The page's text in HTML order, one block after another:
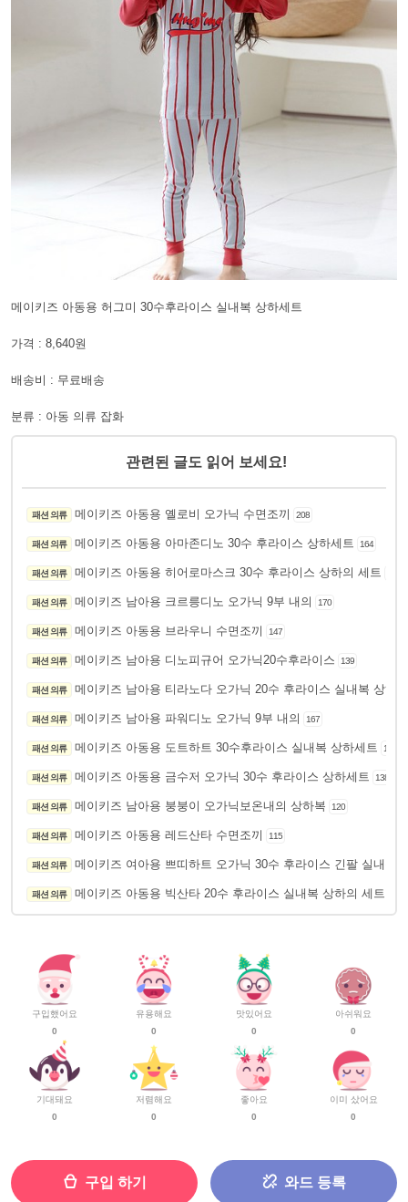
메이키즈 아동용 허그미 30수후라이스 실내복 상하세트
가격 : 8,640원
배송비 : 무료배송
분류 : 아동 의류 잡화
관련된 글도 읽어 보세요!
패션 의류 메이키즈 아동용 옐로비 오가닉 수면조끼 208
패션 의류 메이키즈 아동용 아마존디노 30수 후라이스 상하세트 164
패션 의류 메이키즈 아동용 히어로마스크 30수 후라이스 상하의 세트
패션 의류 메이키즈 남아용 크르릉디노 오가닉 9부 내의 170
패션 의류 메이키즈 아동용 브라우니 수면조끼 147
패션 의류 메이키즈 남아용 디노피규어 오가닉20수후라이스 139
패션 의류 메이키즈 남아용 티라노다 오가닉 20수 후라이스 실내복 상하
패션 의류 메이키즈 남아용 파워디노 오가닉 9부 내의 167
패션 의류 메이키즈 아동용 도트하트 30수후라이스 실내복 상하세트 108
패션 의류 메이키즈 아동용 금수저 오가닉 30수 후라이스 상하세트 138
패션 의류 메이키즈 남아용 붕붕이 오가닉보온내의 상하복 120
패션 의류 메이키즈 아동용 레드산타 수면조끼 115
패션 의류 메이키즈 여아용 쁘띠하트 오가닉 30수 후라이스 긴팔 실내복
패션 의류 메이키즈 아동용 빅산타 20수 후라이스 실내복 상하의 세트
구입했어요
0
기대돼요
0
유용해요
0
저렴해요
0
맛있어요
0
좋아요
0
아쉬워요
0
이미 샀어요
0
구입 하기 와드 등록